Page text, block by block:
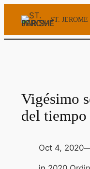
content
ST. JEROME
Vigésimo
del
Oct 4, 2020